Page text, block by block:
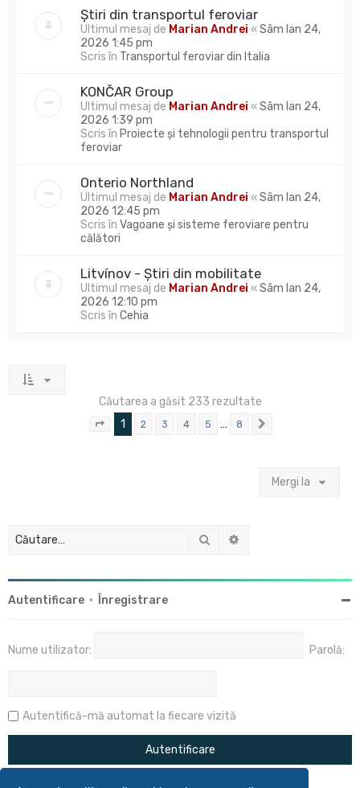
Știri din transportul feroviar
Ultimul mesaj de Marian Andrei «Sâm Ian 24,
2026 1:45 pm
Scris în Transportul feroviar din Italia
KONČAR Group
Ultimul mesaj de Marian Andrei «Sâm Ian 24,
2026 1:39 pm
Scris în Proiecte și tehnologii pentru transportul
feroviar
Onterio Northland
Ultimul mesaj de Marian Andrei «Sâm Ian 24,
2026 12:45 pm
Scris în Vagoane și sisteme feroviare pentru
călători
Litvínov - Știri din mobilitate
Ultimul mesaj de Marian Andrei «Sâm Ian 24,
2026 12:10 pm
Scris în Cehia
Căutarea a găsit 233 rezultate
Pagina1 din
1 2 3 4 5 … 8
Mergi la
Căutare
Autentificare • Înregistrare
Nume utilizator: Parolă:
Autentifică-mă automat la fiecare vizită